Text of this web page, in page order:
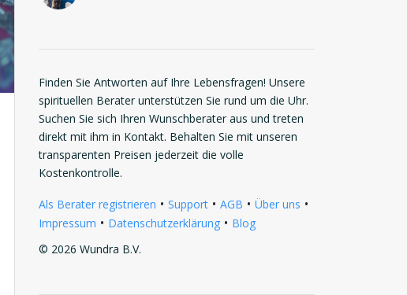
Finden Sie Antworten auf Ihre Lebensfragen! Unsere
spirituellen Berater unterstützen Sie rund um die Uhr.
Suchen Sie sich Ihren Wunschberater aus und treten
direkt mit ihm in Kontakt. Behalten Sie mit unseren
transparenten Preisen jederzeit die volle
Kostenkontrolle.
Als Berater registrieren • Support • AGB • Über uns •
Impressum • Datenschutzerklärung • Blog
© 2026 Wundra B.V.